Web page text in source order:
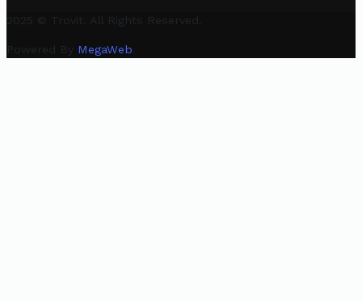
2025 © Trovit. All Rights Reserved.
Powered By MegaWeb